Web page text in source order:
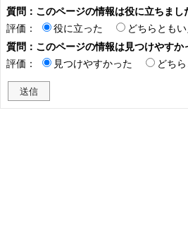
質問：このページの情報は役に立ちまし
評価：
役に立った どちらとも
質問：このページの情報は見つけやすか
評価：
見つけやすかった どち